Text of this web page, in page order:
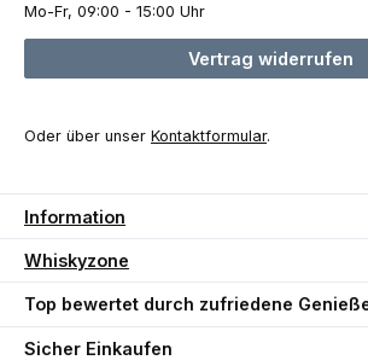
Mo-Fr, 09:00 - 15:00 Uhr
Vertrag widerrufen
Oder über unser Kontaktformular.
Information
Whiskyzone
Top bewertet durch zufriedene Genießer
Sicher Einkaufen